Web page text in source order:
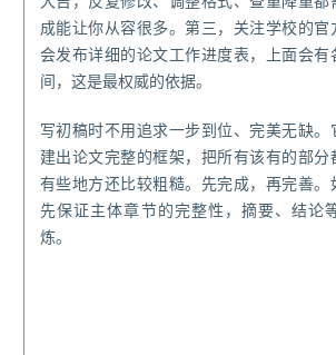
成能让你从容很多。第三，关注学校的官
会发布详细的论文工作进度表，上面会
间，这是最权威的依据。
写初稿时不用追求一步到位、完美无缺
建出论文完整的框架，把所有该有的部分
有些地方还比较粗糙。先完成，再完善
先保证主体章节的完整性，摘要、结论
炼。